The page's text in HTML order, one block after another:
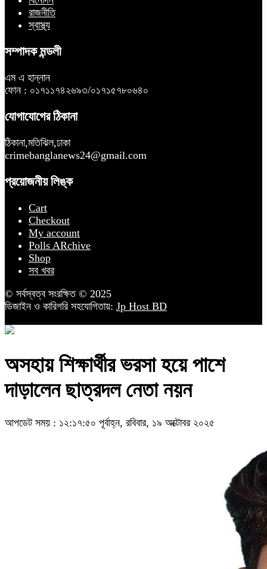
রাজনীতি
স্বাস্থ্য
সম্পাদক মন্ডলী
এম এ হান্নান
ফোন : ০১৭১১৭৪২৬৯৩/০১৭১৫৭৮০৬৪০
যোগাযোগের ঠিকানা
ঠিকানা,মতিঝিল,ঢাকা
crimebanglanews24@gmail.com
প্রয়োজনীয় লিঙ্ক
Cart
Checkout
My account
Polls ARchive
Shop
সব খবর
© সর্বস্বত্ব সংরক্ষিত © 2025
ডিজাইন ও কারিগরি সহযোগিতায়: Jp Host BD
অসহায় শিক্ষার্থীর ভরসা হয়ে পাশে
দাড়ালেন ছাত্রদল নেতা নয়ন
আপডেট সময় : ১২:১৭:৫০ পূর্বাহ্ন, রবিবার, ১৯ অক্টোবর ২০২৫